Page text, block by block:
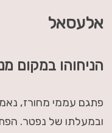
אלעסאל
הניחוהו במקום
פתגם עממי מחורז,
ובמעלתו של נפטר.